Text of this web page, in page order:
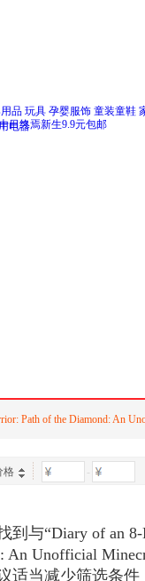
品 玩具 孕婴服饰 童装童鞋
电器
日终焉新生9.9元包邮
Path of the Diamond: An
格 -
到与“Diary of an
An Unofficial
适当减少筛选条件